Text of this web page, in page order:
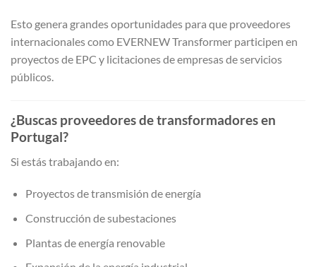
Esto genera grandes oportunidades para que proveedores
internacionales como EVERNEW Transformer participen en
proyectos de EPC y licitaciones de empresas de servicios
públicos.
¿Buscas proveedores de transformadores en
Portugal?
Si estás trabajando en:
Proyectos de transmisión de energía
Construcción de subestaciones
Plantas de energía renovable